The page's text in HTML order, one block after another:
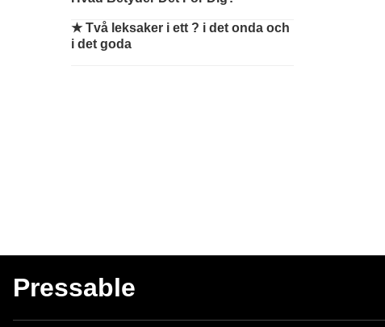
★Två leksaker i ett ? i det onda och
i det goda
Pressable